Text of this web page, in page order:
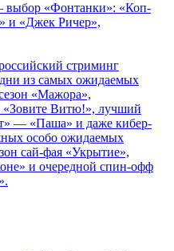
выбор «Фонтанки»: «Коп-
и «Джек Ричер»,
стриминг
из самых ожидаемых
«Мажора»,
Витю!», лучший
— «Паша» и даже кибер-
особо ожидаемых
сай-фая «Укрытие»,
и очередной спин-офф